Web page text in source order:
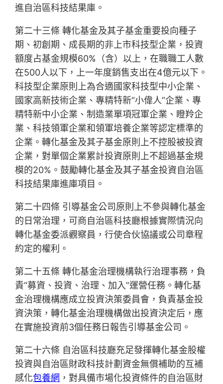
進自治區科技結果庫。
第二十三條 轉化基金及其子基金重要投向種子
期、初創期、成長期的非上市科技型企業，投資
額度占基金規模60%（含）以上，在職職工人數
在500人以下，上一年度銷售支出在4億元以下。
科技型企業原則上為合適國家科技型中小企業、
國家高新技術企業、專精特新“小偉人”企業、專
精特新中小企業、制造業單項冠軍企業、瞪羚企
業、科技領軍企業和領軍培養企業等認定標準的
企業。轉化基金及其子基金原則上不控股被投資
企業，對單個企業累計投資原則上不超過基金規
模的20%。鼓勵轉化基金及其子基金投資自治區
科技結果庫進庫項目。
第二十四條 引導基金公司原則上不參與轉化基金
的日常治理，可商自治區科技廳根據實際情況向
轉化基金委派觀察員，行使合伙協議或公司章程
約定的權利。
第二十五條 轉化基金治理機構執行治理事務，負
責“募資、投資、治理、加入”運營任務。轉化基
金治理機構應成立投資決策委員會，負責基金投
資決策，轉化基金治理機構做出投資決定后，應
在實施投資前3個任務日報告引導基金公司。
第二十六條 自治區科技廳充足發揮轉化基金股權
投資與自治區財政科技計劃資金無償補助的互補
感化包養網 ，對具備市場化投資條件的自治區財